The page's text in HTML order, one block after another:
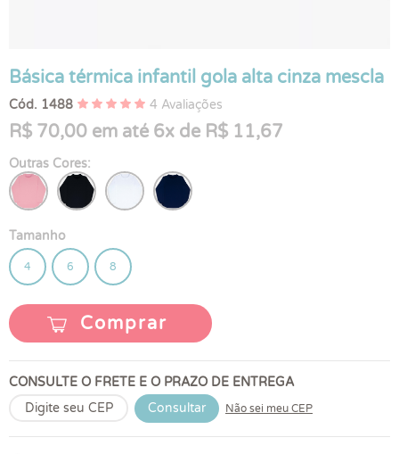
Básica térmica infantil gola alta cinza mescla
Cód. 1488 4 Avaliações
R$ 70,00 em até 6x de R$ 11,67
Outras Cores:
Tamanho
4 6 8
Comprar
CONSULTE O FRETE E O PRAZO DE ENTREGA
Consultar
Não sei meu CEP